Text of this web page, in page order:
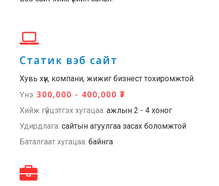
Статик вэб сайт
Хувь хүн, компани, жижиг бизнест тохиромжтой.
Үнэ: 300,000 - 400,000 ₮
Хийж гүйцэтгэх хугацаа: ажлын 2 - 4 хоног
Удирдлага: сайтын агуулгаа засах боломжтой
Баталгаат хугацаа: байнга